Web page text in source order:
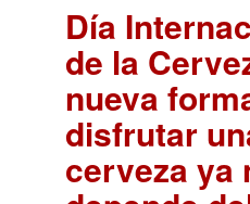
Día
de la
nueva
disfrutar
cerveza ya